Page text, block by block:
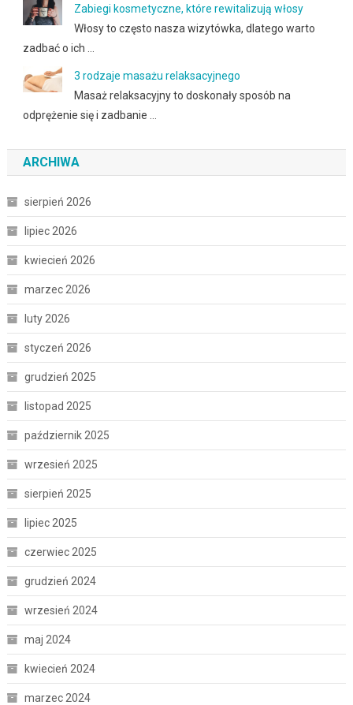
Zabiegi kosmetyczne, które rewitalizują włosy
Włosy to często nasza wizytówka, dlatego warto
zadbać o ich …
3 rodzaje masażu relaksacyjnego
Masaż relaksacyjny to doskonały sposób na
odprężenie się i zadbanie …
ARCHIWA
sierpień 2026
lipiec 2026
kwiecień 2026
marzec 2026
luty 2026
styczeń 2026
grudzień 2025
listopad 2025
październik 2025
wrzesień 2025
sierpień 2025
lipiec 2025
czerwiec 2025
grudzień 2024
wrzesień 2024
maj 2024
kwiecień 2024
marzec 2024